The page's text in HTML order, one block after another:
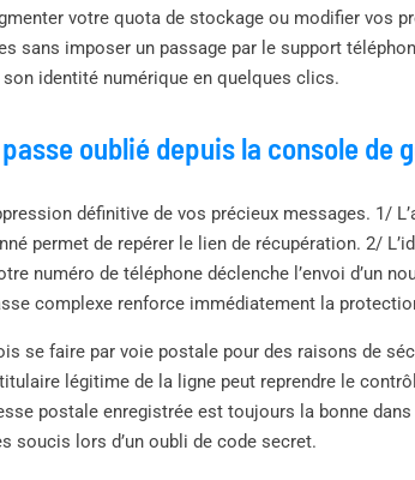
votre quota de stockage ou modifier vos
sans imposer un passage par le support
identité numérique en quelques clics.
oublié depuis la console de
définitive de vos précieux messages. 1/
permet de repérer le lien de récupération. 2/
numéro de téléphone déclenche l’envoi d’un
complexe renforce immédiatement la
se faire par voie postale pour des raisons de
légitime de la ligne peut reprendre le
postale enregistrée est toujours la bonne
soucis lors d’un oubli de code secret.